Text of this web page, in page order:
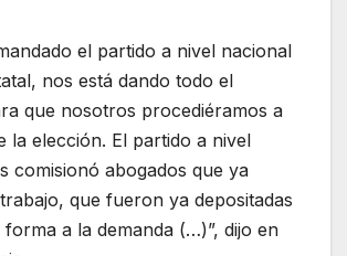
el partido a nivel nacional
nos está dando todo el
que nosotros procediéramos a
la elección. El partido a nivel
comisionó abogados que ya
que fueron ya depositadas
a la demanda (…)”, dijo en